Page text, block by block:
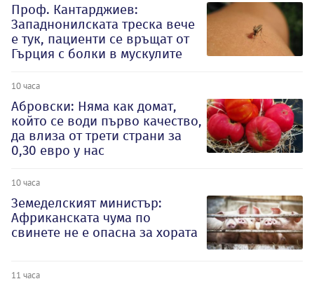
Проф. Кантарджиев:
Западнонилската треска вече
е тук, пациенти се връщат от
Гърция с болки в мускулите
10 часа
Абровски: Няма как домат,
който се води първо качество,
да влиза от трети страни за
0,30 евро у нас
10 часа
Земеделският министър:
Африканската чума по
свинете не е опасна за хората
11 часа